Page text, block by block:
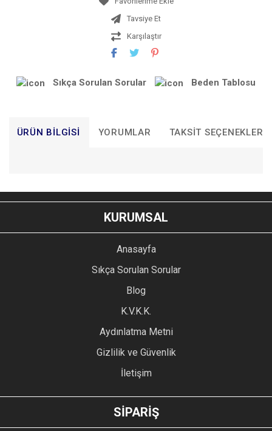
Tavsiye Et
Karşılaştır
Sıkça Sorulan Sorular Beden Tablosu
ÜRÜN BILGISI YORUMLAR TAKSIT SEÇENEKLERI
YORUM YAZ
Bu ürünün fiyat bilgisi, resim, ürün açıklamalarında ve diğer
konularda yetersiz gördüğünüz noktaları öneri formunu
kullanarak tarafımıza iletebilirsiniz.
Ürün resmi kalitesiz, bozuk veya görüntülenemiyor.
Ürün açıklamasında eksik bilgiler bulunuyor.
Ürün bilgilerinde hatalar bulunuyor.
Ürün fiyatı diğer sitelerden daha pahalı.
GÖNDER
KURUMSAL
Anasayfa
Sıkça Sorulan Sorular
Blog
K.V.K.K.
Aydınlatma Metni
Gizlilik ve Güvenlik
İletişim
SİPARİŞ